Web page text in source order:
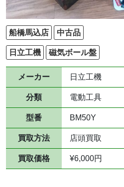
船橋馬込店 中古品
日立工機 磁気ボール盤
メーカー 日立工機
分類 電動工具
型番 BM50Y
買取方法 店頭買取
買取価格 ¥6,000円